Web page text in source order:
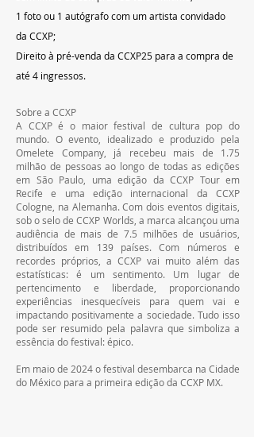
1 foto ou 1 autógrafo com um artista convidado
da CCXP;
Direito à pré-venda da CCXP25 para a compra de
até 4 ingressos.
Sobre a CCXP
A CCXP é o maior festival de cultura pop do
mundo. O evento, idealizado e produzido pela
Omelete Company, já recebeu mais de 1.75
milhão de pessoas ao longo de todas as edições
em São Paulo, uma edição da CCXP Tour em
Recife e uma edição internacional da CCXP
Cologne, na Alemanha. Com dois eventos digitais,
sob o selo de CCXP Worlds, a marca alcançou uma
audiência de mais de 7.5 milhões de usuários,
distribuídos em 139 países. Com números e
recordes próprios, a CCXP vai muito além das
estatísticas: é um sentimento. Um lugar de
pertencimento e liberdade, proporcionando
experiências inesquecíveis para quem vai e
impactando positivamente a sociedade. Tudo isso
pode ser resumido pela palavra que simboliza a
essência do festival: épico.
Em maio de 2024 o festival desembarca na Cidade
do México para a primeira edição da CCXP MX.